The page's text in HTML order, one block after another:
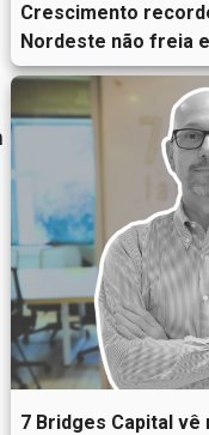
Crescimento
Nordeste não freia
7 Bridges Capital vê